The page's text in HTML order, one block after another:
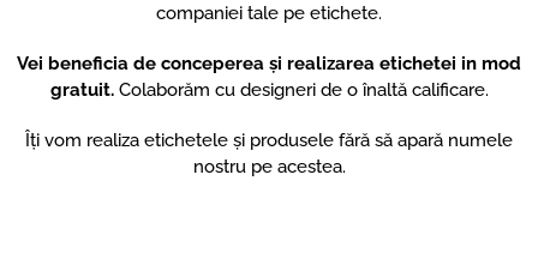
companiei tale pe etichete.
Vei beneficia de conceperea și realizarea etichetei in mod
gratuit.Colaborăm cu designeri de o înaltă calificare.
Îți vom realiza etichetele și produsele fără să apară numele
nostru pe acestea.